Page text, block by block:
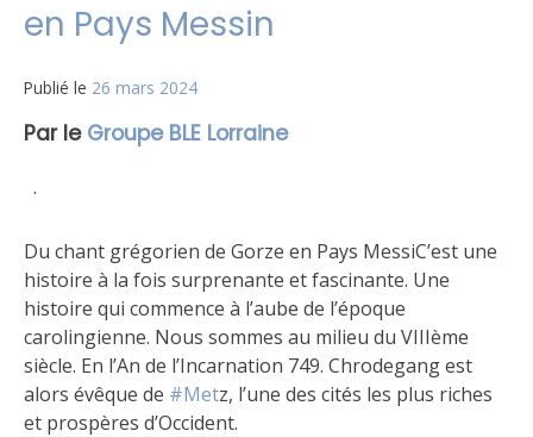
en Pays Messin
Publié le 26 mars 2024
Par le Groupe BLE Lorraine
·
Du chant grégorien de Gorze en Pays MessiC’est une
histoire à la fois surprenante et fascinante. Une
histoire qui commence à l’aube de l’époque
carolingienne. Nous sommes au milieu du VIIIème
siècle. En l’An de l’Incarnation 749. Chrodegang est
alors évêque de #Metz, l’une des cités les plus riches
et prospères d’Occident.